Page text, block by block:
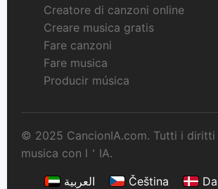
Creatore di canzoni online
Creare musica gratis
Fare canzoni
Fare musica
Producir música
© 2025 CancionIA.com. Tutti i diritti
musica con l＇IA.
العربية
Čeština